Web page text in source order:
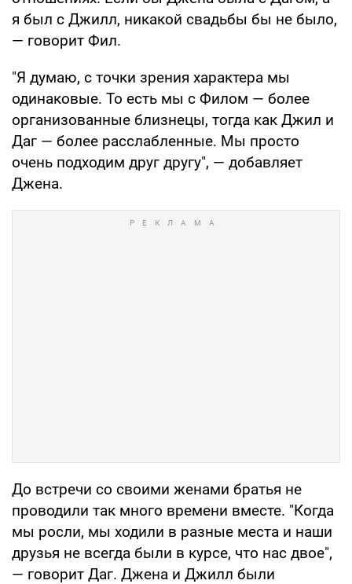
я был с Джилл, никакой свадьбы бы не было,
— говорит Фил.
"Я думаю, с точки зрения характера мы
одинаковые. То есть мы с Филом — более
организованные близнецы, тогда как Джил и
Даг — более расслабленные. Мы просто
очень подходим друг другу", — добавляет
Джена.
До встречи со своими женами братья не
проводили так много времени вместе. "Когда
мы росли, мы ходили в разные места и наши
друзья не всегда были в курсе, что нас двое",
— говорит Даг. Джена и Джилл были